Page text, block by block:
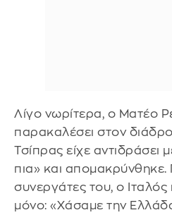
Λίγο νωρίτερα, ο Ματέο
παρακαλέσει στον
Τσίπρας είχε αντιδράσει
πια» και
συνεργάτες του, ο
μόνο: «Χάσαμε την